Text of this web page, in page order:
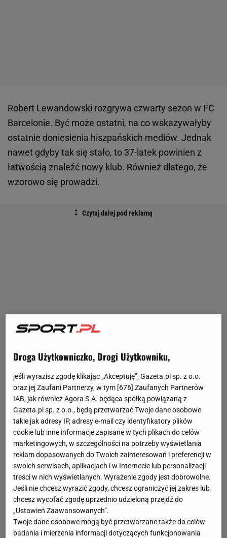
Robert Lewandowski rozgrywa czwarty sezon w FC
Barcelonie. Być może ostatni, na co wskazywałyby
ostatnie doniesienia hiszpańskich mediów. Jednak
nawet gdyby tak się stało, to 37-latek powinien z
łatwością znaleźć nowy klub. Również dlatego, że
wzorowo się prowadzi.
Droga Użytkowniczko, Drogi Użytkowniku,
jeśli wyrazisz zgodę klikając „Akceptuję”, Gazeta.pl sp. z o.o.
oraz jej Zaufani Partnerzy, w tym [676] Zaufanych Partnerów
IAB, jak również Agora S.A. będąca spółką powiązaną z
Gazeta.pl sp. z o.o., będą przetwarzać Twoje dane osobowe
takie jak adresy IP, adresy e-mail czy identyfikatory plików
cookie lub inne informacje zapisane w tych plikach do celów
marketingowych, w szczególności na potrzeby wyświetlania
reklam dopasowanych do Twoich zainteresowań i preferencji w
swoich serwisach, aplikacjach i w Internecie lub personalizacji
treści w nich wyświetlanych. Wyrażenie zgody jest dobrowolne.
Jeśli nie chcesz wyrazić zgody, chcesz ograniczyć jej zakres lub
chcesz wycofać zgodę uprzednio udzieloną przejdź do
„Ustawień Zaawansowanych”.
Twoje dane osobowe mogą być przetwarzane także do celów
badania i mierzenia informacji dotyczących funkcjonowania